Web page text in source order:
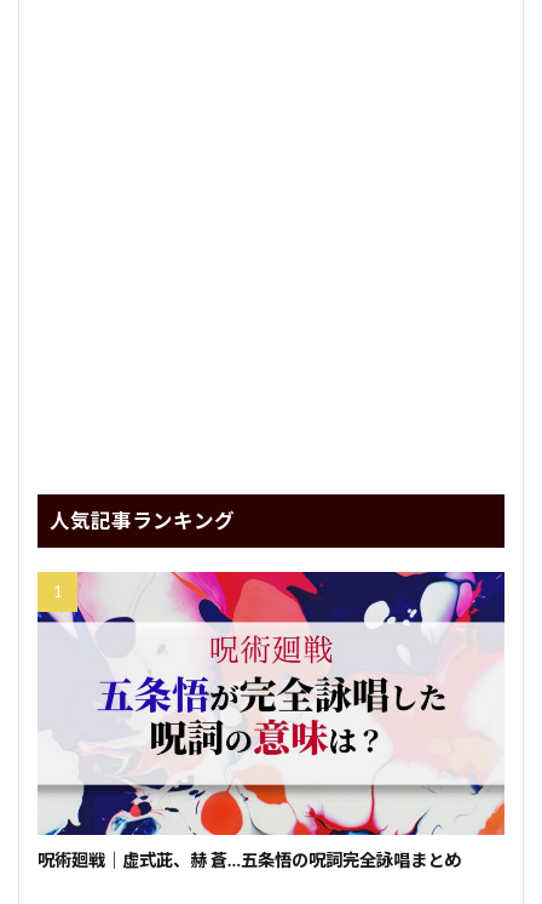
人気記事ランキング
呪術廻戦｜虚式茈、赫 蒼…五条悟の呪詞完全詠唱まとめ